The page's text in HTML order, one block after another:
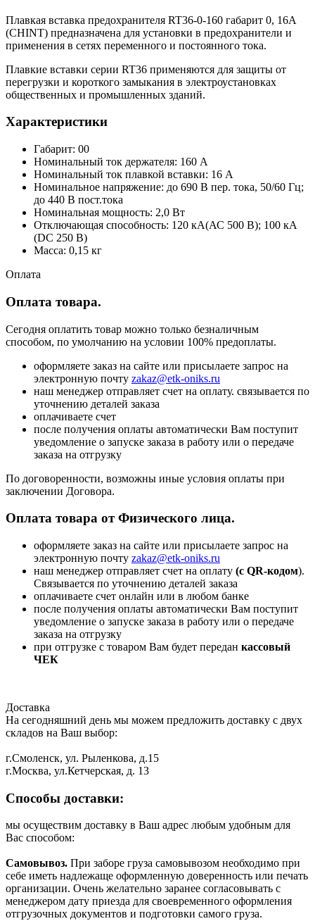
Плавкая вставка предохранителя RT36-0-160 габарит 0, 16А
(CHINT) предназначена для установки в предохранители и
применения в сетях переменного и постоянного тока.
Плавкие вставки серии RT36 применяются для защиты от
перегрузки и короткого замыкания в электроустановках
общественных и промышленных зданий.
Характеристики
Габарит: 00
Номинальный ток держателя: 160 А
Номинальный ток плавкой вставки: 16 А
Номинальное напряжение: до 690 В пер. тока, 50/60 Гц;
до 440 В пост.тока
Номинальная мощность: 2,0 Вт
Отключающая способность: 120 кА(АС 500 В); 100 кА
(DC 250 В)
Масса: 0,15 кг
Оплата
Оплата товара.
Сегодня оплатить товар можно только безналичным
способом, по умолчанию на условии 100% предоплаты.
оформляете заказ на сайте или присылаете запрос на
электронную почту zakaz@etk-oniks.ru
наш менеджер отправляет счет на оплату. связывается по
уточнению деталей заказа
оплачиваете счет
после получения оплаты автоматически Вам поступит
уведомление о запуске заказа в работу или о передаче
заказа на отгрузку
По договоренности, возможны иные условия оплаты при
заключении Договора.
Оплата товара от Физического лица.
оформляете заказ на сайте или присылаете запрос на
электронную почту zakaz@etk-oniks.ru
наш менеджер отправляет счет на оплату (с QR-кодом).
Связывается по уточнению деталей заказа
оплачиваете счет онлайн или в любом банке
после получения оплаты автоматически Вам поступит
уведомление о запуске заказа в работу или о передаче
заказа на отгрузку
при отгрузке с товаром Вам будет передан кассовый
ЧЕК
Доставка
На сегодняшний день мы можем предложить доставку с двух
складов на Ваш выбор:
г.Смоленск, ул. Рыленкова, д.15
г.Москва, ул.Кетчерская, д. 13
Способы доставки:
мы осуществим доставку в Ваш адрес любым удобным для
Вас способом:
Самовывоз. При заборе груза самовывозом необходимо при
себе иметь надлежаще оформленную доверенность или печать
организации. Очень желательно заранее согласовывать с
менеджером дату приезда для своевременного оформления
отгрузочных документов и подготовки самого груза.